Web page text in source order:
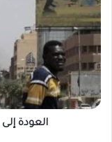
إلى
الخرطوم..
بين
الحنين
والمحنة
العودة